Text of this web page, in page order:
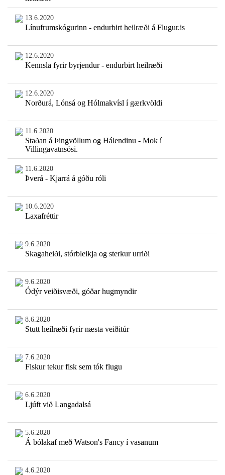
13.6.2020
Línufrumskógurinn - endurbirt heilræði á Flugur.is
12.6.2020
Kennsla fyrir byrjendur - endurbirt heilræði
12.6.2020
Norðurá, Lónsá og Hólmakvísl í gærkvöldi
11.6.2020
Staðan á Þingvöllum og Hálendinu - Mok í
Villingavatnsósi.
11.6.2020
Þverá - Kjarrá á góðu róli
10.6.2020
Laxafréttir
9.6.2020
Skagaheiði, stórbleikja og sterkur urriði
9.6.2020
Ódýr veiðisvæði, góðar hugmyndir
8.6.2020
Stutt heilræði fyrir næsta veiðitúr
7.6.2020
Fiskur tekur fisk sem tók flugu
6.6.2020
Ljúft við Langadalsá
5.6.2020
Á bólakaf með Watson's Fancy í vasanum
4.6.2020